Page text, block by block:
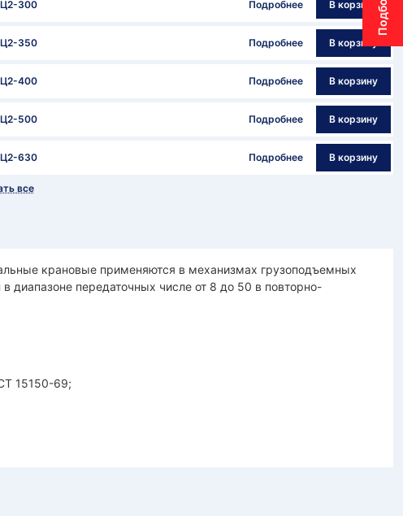
Ц2-300 Подробнее В корзину
Ц2-350 Подробнее В корзину
Ц2-400 Подробнее В корзину
Ц2-500 Подробнее В корзину
Ц2-630 Подробнее В корзину
все
крановые применяются в механизмах грузоподъемных
передаточных числе от 8 до 50 в повторно-
15150-69;